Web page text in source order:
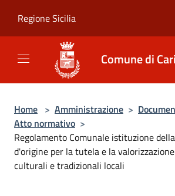
Regione Sicilia
Comune di
Home > Amministrazione >
Atto normativo >
Regolamento Comunale istituzione
d'origine per la tutela e la
culturali e tradizionali locali